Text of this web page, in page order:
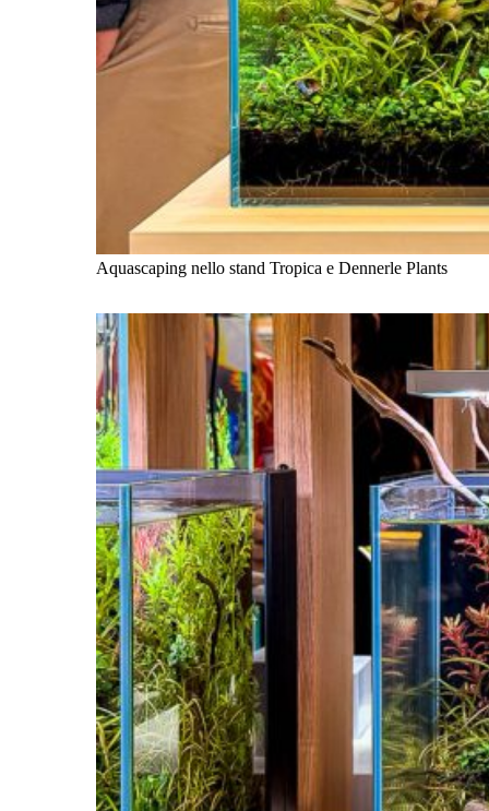
Aquascaping nello stand Tropica e Dennerle Plants